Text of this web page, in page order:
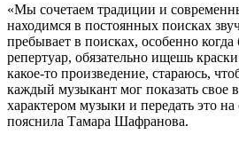
«Мы сочетаем традиции и
находимся в постоянных поисках
пребывает в поисках, особенно
репертуар, обязательно ищешь
какое-то произведение, стараюсь,
каждый музыкант мог показать свое
характером музыки и передать это
пояснила Тамара Шафранова.